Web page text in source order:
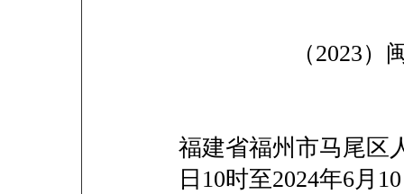
（2023）闽
福建省福州市马尾区
日10时至2024年6月